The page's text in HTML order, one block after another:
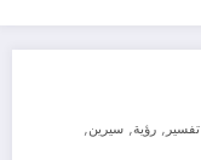
تفسير , رؤية, سيرين,